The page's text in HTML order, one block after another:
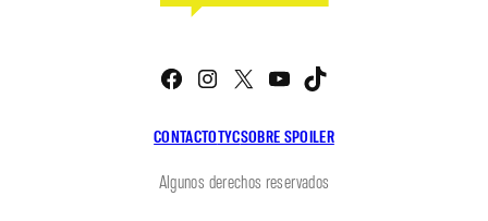
CONTACTOTYCSOBRE SPOILER
Facebook
Instagram
X YouTube
Algunos derechos reservados